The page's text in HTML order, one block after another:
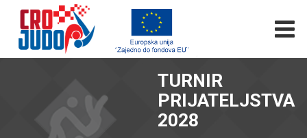
TURNIR
PRIJATELJSTVA
2028